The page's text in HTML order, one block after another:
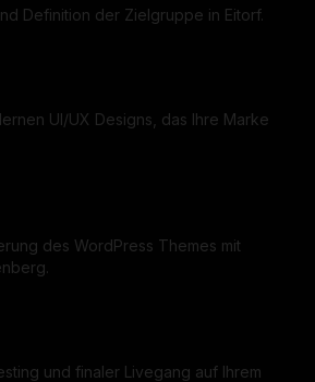
Definition der Zielgruppe in Eitorf.
UI/UX Designs, das Ihre Marke
des WordPress Themes mit
und finaler Livegang auf Ihrem